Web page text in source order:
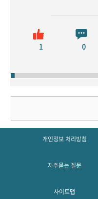
1 0
개인정보 처리방침
자주묻는 질문
사이트맵